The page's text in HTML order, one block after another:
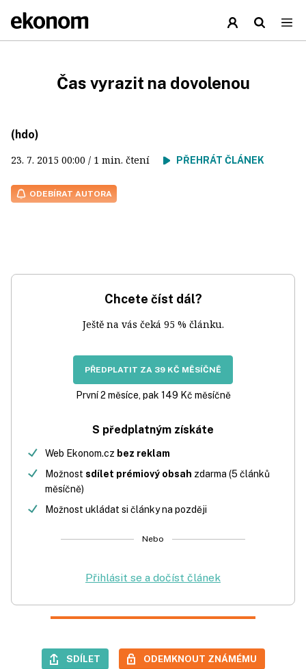
Čas vyrazit na dovolenou
(hdo)
23. 7. 2015 00:00 / 1 min. čtení PŘEHRÁT ČLÁNEK
ODEBÍRAT AUTORA
Chcete číst dál?
Ještě na vás čeká 95 % článku.
PŘEDPLATIT ZA 39 KČ MĚSÍČNĚ
První 2 měsíce, pak 149 Kč měsíčně
S předplatným získáte
Web Ekonom.cz bez reklam
Možnost sdílet prémiový obsah zdarma (5 článků
měsíčně)
Možnost ukládat si články na později
Nebo
Přihlásit se a dočíst článek
SDÍLET ODEMKNOUT ZNÁMÉMU